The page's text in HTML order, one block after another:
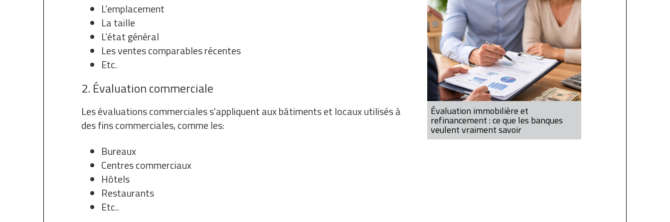
L’emplacement
La taille
L’état général
Les ventes comparables récentes
Etc.
2. Évaluation commerciale
Les évaluations commerciales s'appliquent aux bâtiments et locaux utilisés à
des fins commerciales, comme les:
Bureaux
Centres commerciaux
Hôtels
Restaurants
Etc..
Évaluation immobilière et
refinancement : ce que les banques
veulent vraiment savoir